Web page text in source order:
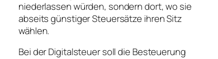
niederlassen würden, sondern dort, wo sie
abseits günstiger Steuersätze ihren Sitz
wählen.
Bei der Digitalsteuer soll die Besteuerung